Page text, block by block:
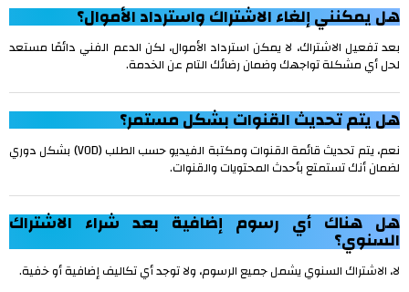
هل يمكنني إلغاء الاشتراك واسترداد الأموال؟
بعد تفعيل الاشتراك، لا يمكن استرداد الأموال، لكن الدعم الفني دائمًا مستعد
لحل أي مشكلة تواجهك وضمان رضائك التام عن الخدمة.
هل يتم تحديث القنوات بشكل مستمر؟
نعم، يتم تحديث قائمة القنوات ومكتبة الفيديو حسب الطلب (VOD) بشكل دوري
لضمان أنك تستمتع بأحدث المحتويات والقنوات.
هل هناك أي رسوم إضافية بعد شراء الاشتراك
السنوي؟
لا، الاشتراك السنوي يشمل جميع الرسوم، ولا توجد أي تكاليف إضافية أو خفية.